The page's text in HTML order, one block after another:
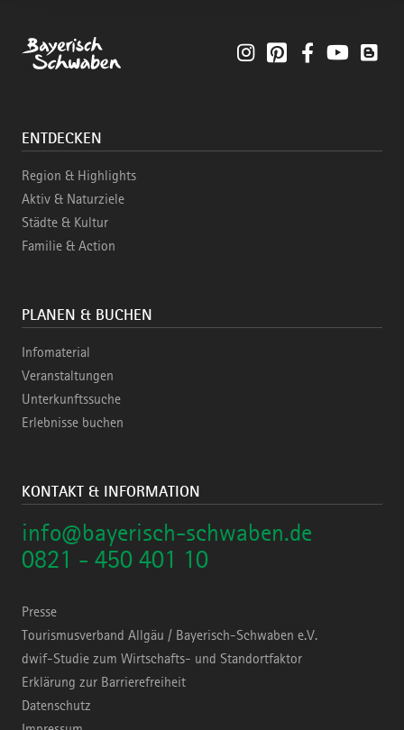
InstagramPinterestFacebookYouTube
ENTDECKEN
Region & Highlights
Aktiv & Naturziele
Städte & Kultur
Familie & Action
PLANEN & BUCHEN
Infomaterial
Veranstaltungen
Unterkunftssuche
Erlebnisse buchen
KONTAKT & INFORMATION
info@bayerisch-schwaben.de
0821 - 450 401 10
Presse
Tourismusverband Allgäu / Bayerisch-Schwaben e.V.
dwif-Studie zum Wirtschafts- und Standortfaktor
Erklärung zur Barrierefreiheit
Datenschutz